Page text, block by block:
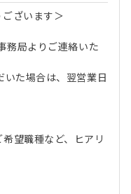
ざいます＞
務局よりご連絡いた
た場合は、翌営業日
望職種など、ヒアリ